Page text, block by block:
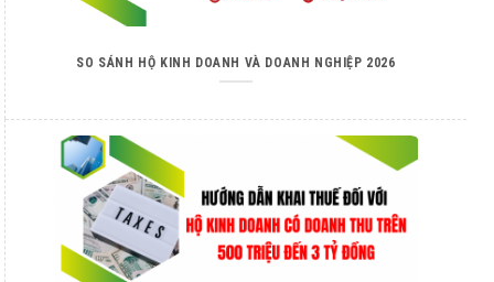
SO SÁNH HỘ KINH DOANH VÀ DOANH NGHIỆP 2026